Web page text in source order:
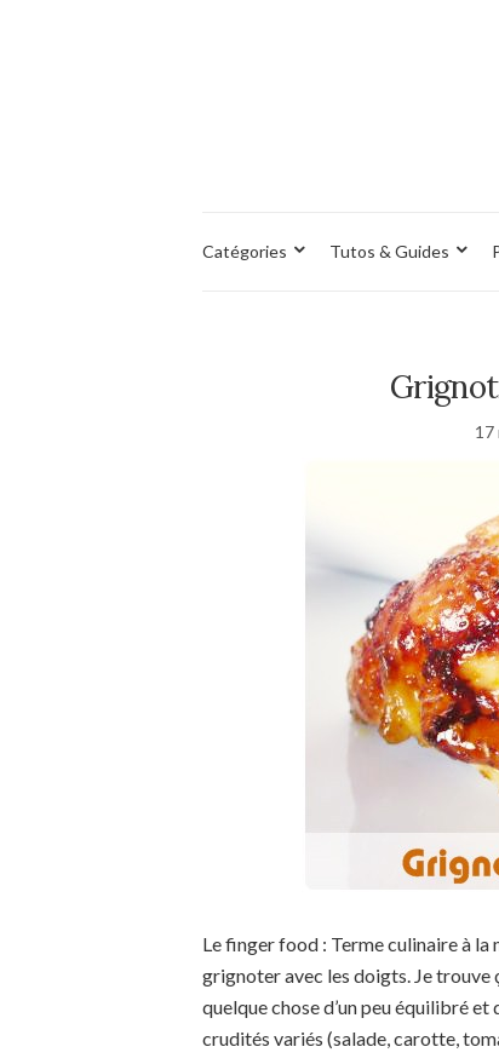
Catégories Tutos & Guides
17
Le finger food : Terme culinaire à
grignoter avec les doigts. Je trouve
quelque chose d’un peu équilibré
crudités variés (salade, carotte,